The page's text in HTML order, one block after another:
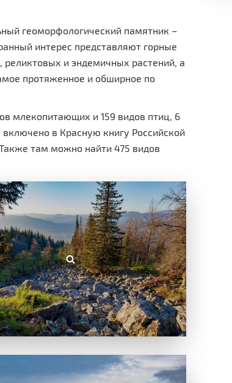
геоморфологический памятник –
интерес представляют горные
и эндемичных растений, а
протяженное и обширное по
млекопитающих и 159 видов птиц, 6
в Красную книгу Российской
там можно найти 475 видов